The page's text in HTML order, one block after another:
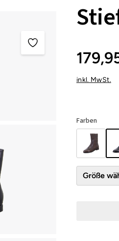
inkl. MwSt.
Farben